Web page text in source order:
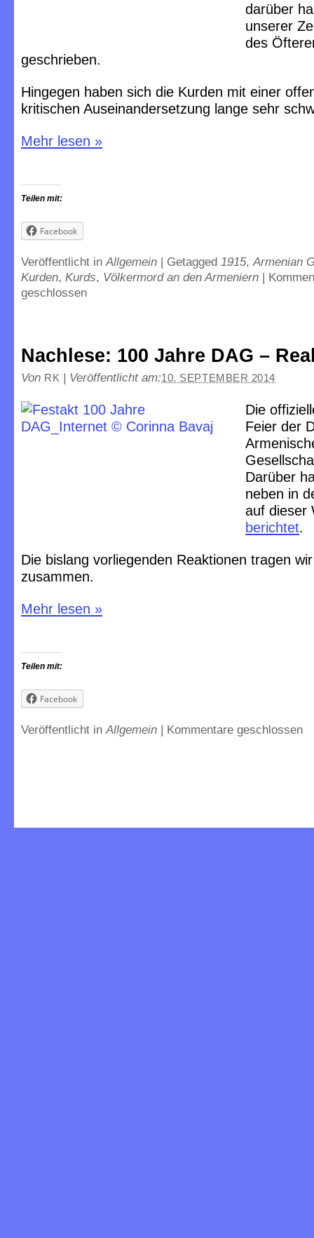
darüber
unserer
des
geschrieben.
Hingegen haben sich die Kurden mit einer
kritischen Auseinandersetzung lange sehr
Mehr lesen »
Teilen mit:
Facebook
Veröffentlicht inAllgemein | Getagged 1915,Armenian
Kurden, Kurds, Völkermord an den Armeniern |
geschlossen
Nachlese: 100 Jahre DAG –
Von RK | Veröffentlicht am:10. SEPTEMBER 2014
Die
Feier der
Darüber
neben in
auf dieser
berichtet.
Die bislang vorliegenden Reaktionen tragen
zusammen.
Mehr lesen »
Teilen mit:
Facebook
Veröffentlicht inAllgemein | Kommentare geschlossen